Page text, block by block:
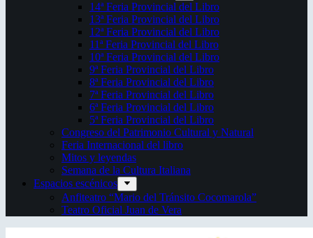
14ª Feria Provincial del Libro
13ª Feria Provincial del Libro
12ª Feria Provincial del Libro
11ª Feria Provincial del Libro
10ª Feria Provincial del Libro
9ª Feria Provincial del Libro
8ª Feria Provincial del Libro
7ª Feria Provincial del Libro
6ª Feria Provincial del Libro
5ª Feria Provincial del Libro
Congreso del Patrimonio Cultural y Natural
Feria Internacional del libro
Mitos y leyendas
Semana de la Cultura Italiana
Espacios escénicos
Anfiteatro “Mario del Tránsito Cocomarola”
Teatro Oficial Juan de Vera